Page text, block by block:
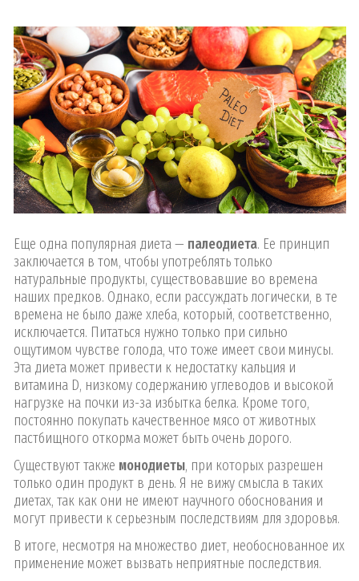
Еще одна популярная диета — палеодиета. Ее принцип
заключается в том, чтобы употреблять только
натуральные продукты, существовавшие во времена
наших предков. Однако, если рассуждать логически, в те
времена не было даже хлеба, который, соответственно,
исключается. Питаться нужно только при сильно
ощутимом чувстве голода, что тоже имеет свои минусы.
Эта диета может привести к недостатку кальция и
витамина D, низкому содержанию углеводов и высокой
нагрузке на почки из-за избытка белка. Кроме того,
постоянно покупать качественное мясо от животных
пастбищного откорма может быть очень дорого.
Существуют также монодиеты, при которых разрешен
только один продукт в день. Я не вижу смысла в таких
диетах, так как они не имеют научного обоснования и
могут привести к серьезным последствиям для здоровья.
В итоге, несмотря на множество диет, необоснованное их
применение может вызвать неприятные последствия.